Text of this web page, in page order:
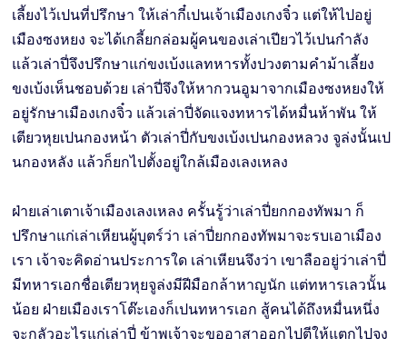
เลี้ยงไว้เปนที่ปรึกษา ให้เล่ากี๋เปนเจ้าเมืองเกงจิ๋ว แต่ให้ไปอยู่
เมืองซงหยง จะได้เกลี้ยกล่อมผู้คนของเล่าเปียวไว้เปนกำลัง
แล้วเล่าปี่จึงปรึกษาแก่ขงเบ้งแลทหารทั้งปวงตามคำม้าเลี้ยง
ขงเบ้งเห็นชอบด้วย เล่าปี่จึงให้หากวนอูมาจากเมืองซงหยงให้
อยู่รักษาเมืองเกงจิ๋ว แล้วเล่าปี่จัดแจงทหารได้หมื่นห้าพัน ให้
เตียวหุยเปนกองหน้า ตัวเล่าปี่กับขงเบ้งเปนกองหลวง จูล่งนั้นเป
นกองหลัง แล้วก็ยกไปตั้งอยู่ใกล้เมืองเลงเหลง
ฝ่ายเล่าเตาเจ้าเมืองเลงเหลง ครั้นรู้ว่าเล่าปี่ยกกองทัพมา ก็
ปรึกษาแก่เล่าเหียนผู้บุตร์ว่า เล่าปี่ยกกองทัพมาจะรบเอาเมือง
เรา เจ้าจะคิดอ่านประการใด เล่าเหียนจึงว่า เขาลืออยู่ว่าเล่าปี่
มีทหารเอกชื่อเตียวหุยจูล่งมีฝีมือกล้าหาญนัก แต่ทหารเลวนั้น
น้อย ฝ่ายเมืองเราโต๊ะเองก็เปนทหารเอก สู้คนได้ถึงหมื่นหนึ่ง
จะกลัวอะไรแก่เล่าปี่ ข้าพเจ้าจะขออาสาออกไปตีให้แตกไปจง